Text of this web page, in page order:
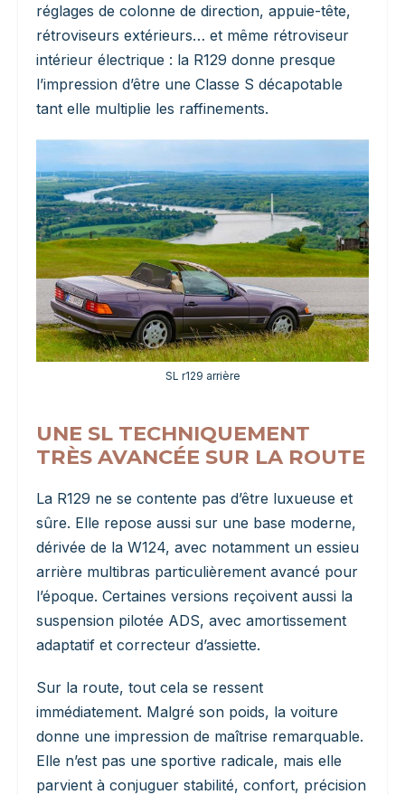
réglages de colonne de direction, appuie-tête,
rétroviseurs extérieurs… et même rétroviseur
intérieur électrique : la R129 donne presque
l’impression d’être une Classe S décapotable
tant elle multiplie les raffinements.
SL r129 arrière
UNE SL TECHNIQUEMENT
TRÈS AVANCÉE SUR LA ROUTE
La R129 ne se contente pas d’être luxueuse et
sûre. Elle repose aussi sur une base moderne,
dérivée de la W124, avec notamment un essieu
arrière multibras particulièrement avancé pour
l’époque. Certaines versions reçoivent aussi la
suspension pilotée ADS, avec amortissement
adaptatif et correcteur d’assiette.
Sur la route, tout cela se ressent
immédiatement. Malgré son poids, la voiture
donne une impression de maîtrise remarquable.
Elle n’est pas une sportive radicale, mais elle
parvient à conjuguer stabilité, confort, précision